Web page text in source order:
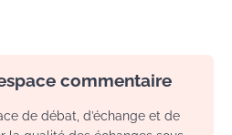
commentaire
de débat, d’échange et de